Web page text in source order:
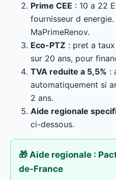
Prime CEE : 10 a 22
fournisseur d
MaPrimeRenov.
Eco-PTZ : pret a
sur 20 ans, pour
TVA reduite a 5,5% :
automatiquement si
2 ans.
Aide regionale
ci-dessous.
🎁 Aide regionale :
de-France